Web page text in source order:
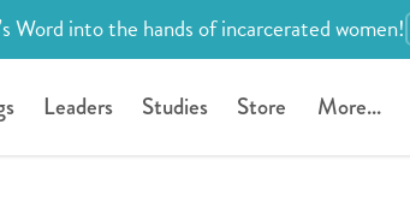
Word into the hands of incarcerated women!
Leaders Studies Store More...